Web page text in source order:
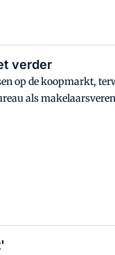
verder
op de koopmarkt,
als